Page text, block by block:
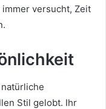
versucht, Zeit
Stil gelobt. Ihr